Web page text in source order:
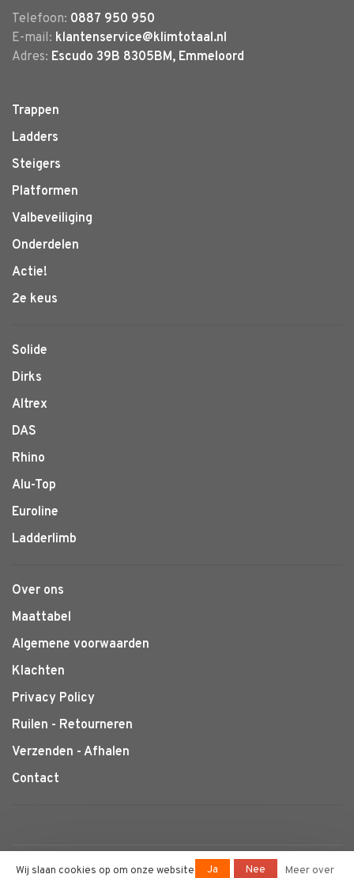
Telefoon: 0887 950 950
E-mail: klantenservice@klimtotaal.nl
Adres: Escudo 39B 8305BM, Emmeloord
Trappen
Ladders
Steigers
Platformen
Valbeveiliging
Onderdelen
Actie!
2e keus
Solide
Dirks
Altrex
DAS
Rhino
Alu-Top
Euroline
Ladderlimb
Over ons
Maattabel
Algemene voorwaarden
Klachten
Privacy Policy
Ruilen - Retourneren
Verzenden - Afhalen
Contact
© Copyright 2026 Klimtotaal.nl-
Wij slaan cookies op om onze website Ja Nee Meer over